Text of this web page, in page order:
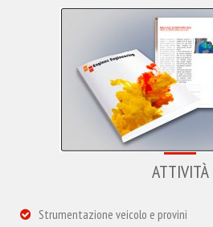
ATTIVITÀ
Strumentazione veicolo e provini